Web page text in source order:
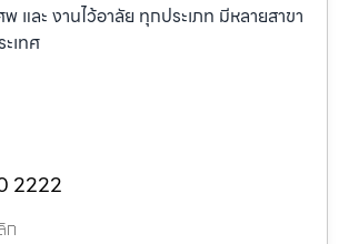
และ งานไว้อาลัย ทุกประเภท มีหลายสาขา
เทศ
2222
ก